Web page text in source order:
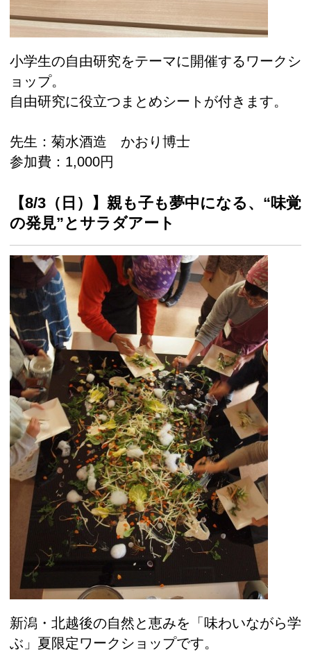
小学生の自由研究をテーマに開催するワークシ
ョップ。
自由研究に役立つまとめシートが付きます。
先生：菊水酒造 かおり博士
参加費：1,000円
【8/3（日）】親も子も夢中になる、“味覚
の発見”とサラダアート
新潟・北越後の自然と恵みを「味わいながら学
ぶ」夏限定ワークショップです。